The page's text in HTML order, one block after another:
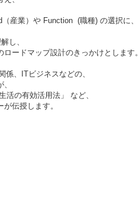
産業）や Function (職種) の選択に、
し、
ードマップ設計のきっかけとします。
、ITビジネスなどの、
活の有効活用法」 など、
伝授します。